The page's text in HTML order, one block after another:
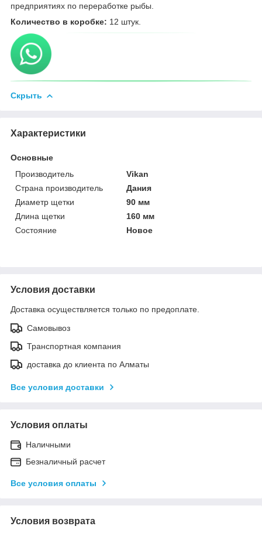
предприятиях по переработке рыбы.
Количество в коробке: 12 штук.
Скрыть
Характеристики
Основные
Производитель
Vikan
Страна производитель
Дания
Диаметр щетки
90 мм
Длина щетки
160 мм
Состояние
Новое
Условия доставки
Доставка осуществляется только по предоплате.
Самовывоз
Транспортная компания
доставка до клиента по Алматы
Все условия доставки
Условия оплаты
Наличными
Безналичный расчет
Все условия оплаты
Условия возврата